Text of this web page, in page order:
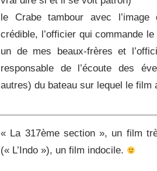
le Crabe tambour avec
crédible, l’officier qui commande
un de mes beaux-frères et
responsable de l’écoute des
autres) du bateau sur lequel le film
« La 317ème section », un film
(« L’Indo »), un film indocile.